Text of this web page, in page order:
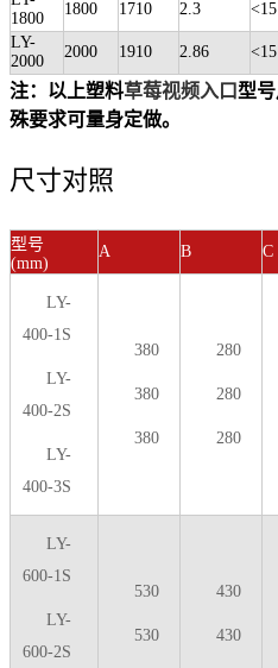
1800
1800 1710 2.3 <15
LY-
2000
2000 1910 2.86 <15
注：以上塑料草莓视频入口 型
殊要求可量身定做。
尺寸对照
型号
(mm)
A B C
LY-
400-1S
LY-
400-2S
LY-
400-3S
380
380
380
280
280
280
LY-
600-1S
LY-
600-2S
530
530
430
430